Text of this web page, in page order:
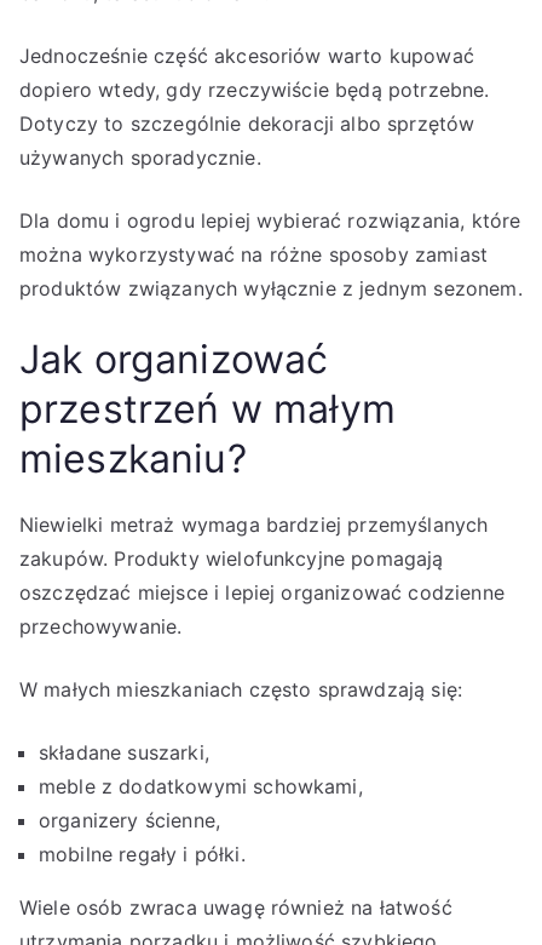
Jednocześnie część akcesoriów warto kupować
dopiero wtedy, gdy rzeczywiście będą potrzebne.
Dotyczy to szczególnie dekoracji albo sprzętów
używanych sporadycznie.
Dla domu i ogrodu lepiej wybierać rozwiązania, które
można wykorzystywać na różne sposoby zamiast
produktów związanych wyłącznie z jednym sezonem.
Jak organizować
przestrzeń w małym
mieszkaniu?
Niewielki metraż wymaga bardziej przemyślanych
zakupów. Produkty wielofunkcyjne pomagają
oszczędzać miejsce i lepiej organizować codzienne
przechowywanie.
W małych mieszkaniach często sprawdzają się:
składane suszarki,
meble z dodatkowymi schowkami,
organizery ścienne,
mobilne regały i półki.
Wiele osób zwraca uwagę również na łatwość